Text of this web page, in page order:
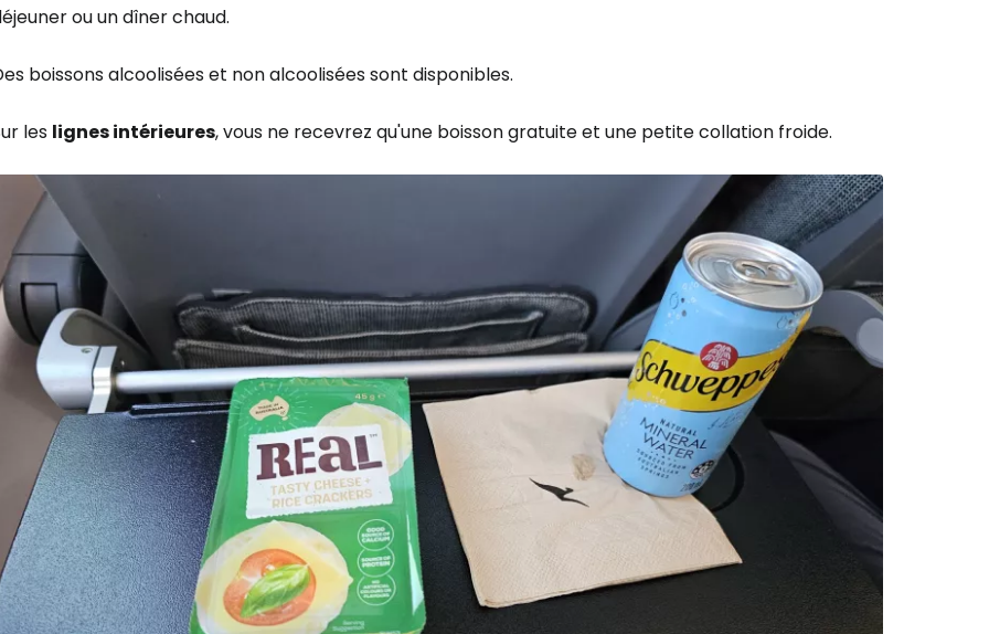
ou un dîner chaud.
boissons alcoolisées et non alcoolisées sont disponibles.
les lignes intérieures, vous ne recevrez qu'une boisson gratuite et une petite collation froide.